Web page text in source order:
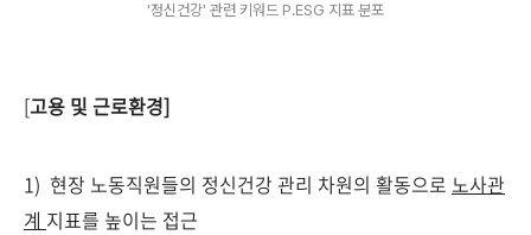
'정신건강' 관련 키워드 P.ESG 지표 분포
[고용 및 근로환경]
1) 현장 노동직원들의 정신건강 관리 차원의 활동으로 노사관
계 지표를 높이는 접근